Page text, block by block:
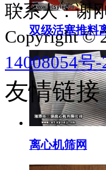
双级活塞推料
离心机筛网
联系人：谢
Copyright ©
14008054号-
友情链接